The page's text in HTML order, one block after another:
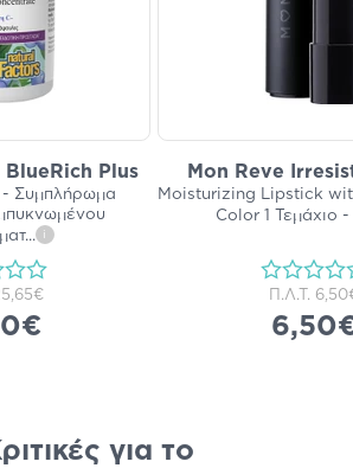
Plus
Συμπλήρωμα
... i
Mon Reve
Moisturizing Lipstick
Color 1 Τεμάχιο -
Π.Λ.Τ.
για το